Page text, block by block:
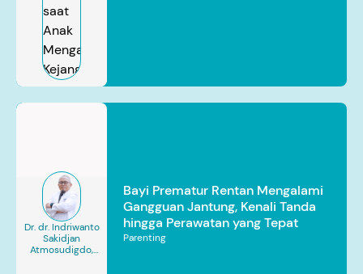
Dr. dr. Indriwanto
Sakidjan
Atmosudigdo,
Bayi Prematur Rentan Mengalami
Gangguan Jantung, Kenali Tanda
hingga Perawatan yang Tepat
Parenting